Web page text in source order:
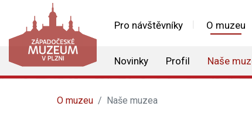
Pro návštěvníky O muzeu
Novinky Profil Naše
O muzeu Naše muzea